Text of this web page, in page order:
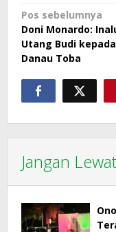
Navigasi
pos
Pos sebelumnya
Doni Monardo:
Utang Budi kepada
Danau Toba
Jangan